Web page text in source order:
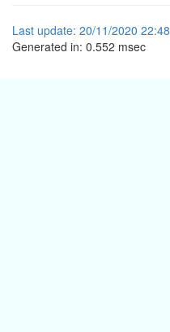
Last update: 20/11/2020 22:48
Generated in: 0.552 msec